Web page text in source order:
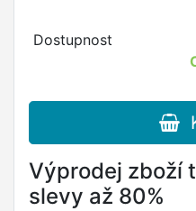
Dostupnost
Výprodej zboží
slevy až 80%